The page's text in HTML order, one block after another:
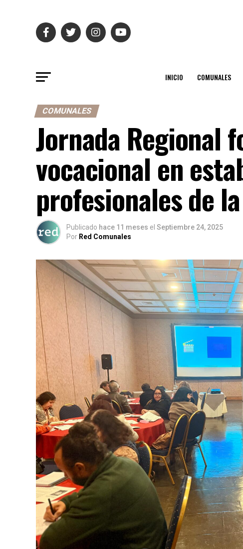
INICIO COMUNALES
COMUNALES
Jornada Regional
vocacional en
profesionales de
Publicado hace 11 meses el Septiembre 24, 2025
Por Red Comunales